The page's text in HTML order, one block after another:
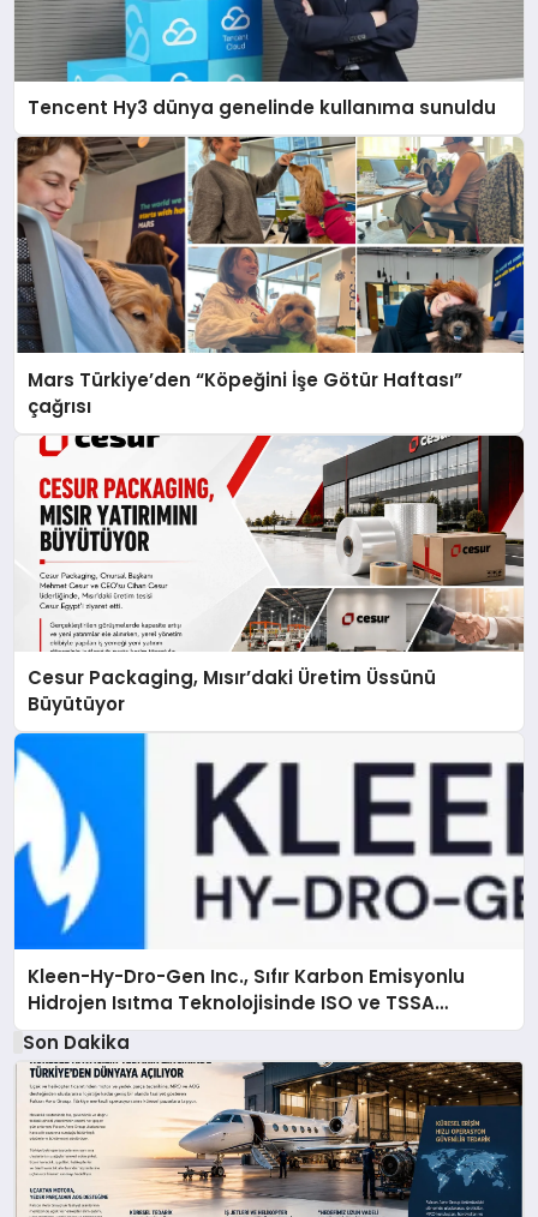
Tencent Hy3 dünya genelinde kullanıma sunuldu
Mars Türkiye’den “Köpeğini İşe Götür Haftası”
çağrısı
Cesur Packaging, Mısır’daki Üretim Üssünü
Büyütüyor
Kleen-Hy-Dro-Gen Inc., Sıfır Karbon Emisyonlu
Hidrojen Isıtma Teknolojisinde ISO ve TSSA
Düzenleyici Onaylarını Aldı
Son Dakika